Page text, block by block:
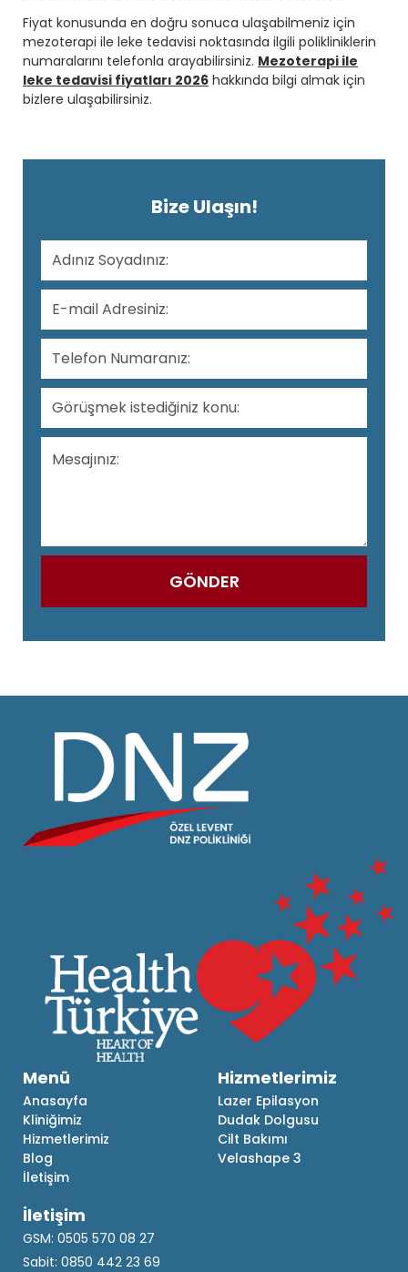
Fiyat konusunda en doğru sonuca ulaşabilmeniz için
mezoterapi ile leke tedavisi noktasında ilgili polikliniklerin
numaralarını telefonla arayabilirsiniz. Mezoterapi ile
leke tedavisi fiyatları 2026 hakkında bilgi almak için
bizlere ulaşabilirsiniz.
Bize Ulaşın!
Menü
Anasayfa
Kliniğimiz
Hizmetlerimiz
Blog
İletişim
Hizmetlerimiz
Lazer Epilasyon
Dudak Dolgusu
Cilt Bakımı
Velashape 3
İletişim
GSM: 0505 570 08 27
Sabit: 0850 442 23 69